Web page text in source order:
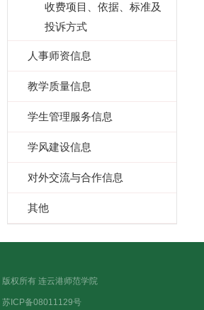
收费项目、依据、标准及
投诉方式
人事师资信息
教学质量信息
学生管理服务信息
学风建设信息
对外交流与合作信息
其他
版权所有 连云港师范学院
苏ICP备08011129号